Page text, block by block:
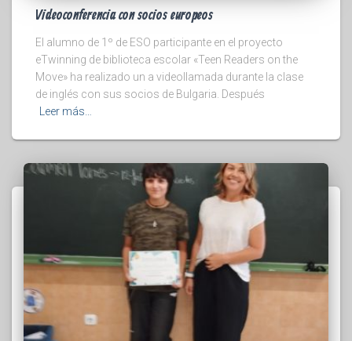
Videoconferencia con socios europeos
El alumno de 1º de ESO participante en el proyecto
eTwinning de biblioteca escolar «Teen Readers on the
Move» ha realizado un a videollamada durante la clase
de inglés con sus socios de Bulgaria. Después
Leer más…